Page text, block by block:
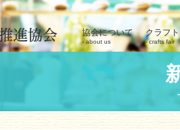
協会について
about us
クラフ
crafts fair